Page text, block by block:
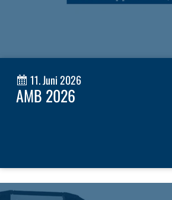
11. Juni 2026
AMB 2026